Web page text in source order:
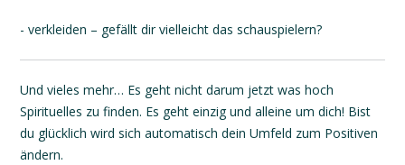
- verkleiden – gefällt dir vielleicht das schauspielern?
Und vieles mehr… Es geht nicht darum jetzt was hoch
Spirituelles zu finden. Es geht einzig und alleine um dich! Bist
du glücklich wird sich automatisch dein Umfeld zum Positiven
ändern.